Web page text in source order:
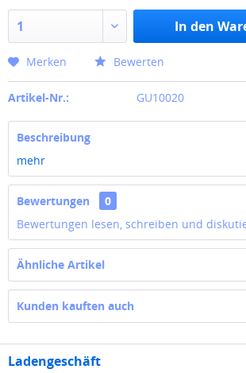
In den
Merken Bewerten
Artikel-Nr.: GU10020
Beschreibung
mehr
Bewertungen
0
Bewertungen lesen, schreiben und
Ähnliche Artikel
Kunden kauften auch
Ladengeschäft